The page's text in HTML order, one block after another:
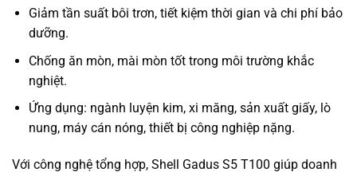
Giảm tần suất bôi trơn, tiết kiệm thời gian và chi phí bảo
dưỡng.
Chống ăn mòn, mài mòn tốt trong môi trường khắc
nghiệt.
Ứng dụng: ngành luyện kim, xi măng, sản xuất giấy, lò
nung, máy cán nóng, thiết bị công nghiệp nặng.
Với công nghệ tổng hợp, Shell Gadus S5 T100 giúp doanh